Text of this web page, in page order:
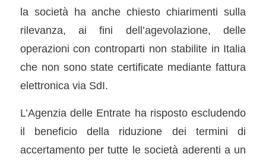
la società ha anche chiesto chiarimenti sulla
rilevanza, ai fini dell’agevolazione, delle
operazioni con controparti non stabilite in Italia
che non sono state certificate mediante fattura
elettronica via SdI.
L’Agenzia delle Entrate ha risposto escludendo
il beneficio della riduzione dei termini di
accertamento per tutte le società aderenti a un